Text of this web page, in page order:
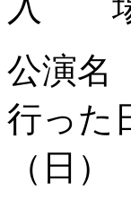
入 場
公演名
行った
（日）